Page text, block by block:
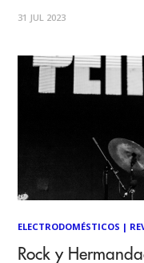
del importante hito que
31 JUL 2023
ELECTRODOMÉSTICOS |
Rock y